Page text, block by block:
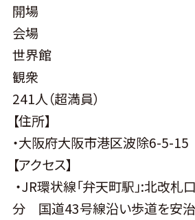
開場
会場
世界館
観衆
241人（超満員）
【住所】
・大阪府大阪市港区波除6-5-15
【アクセス】
・JR環状線「弁天町駅」:北改札
分 国道43号線沿い歩道を安